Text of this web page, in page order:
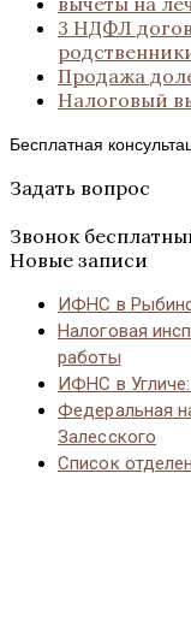
3 НДФЛ
Продажа
Налоговый
Бесплатная
Задать вопрос
Звонок
Новые записи
ИФНС в
Налоговая
работы
ИФНС в
Федеральная
Залесского
Список